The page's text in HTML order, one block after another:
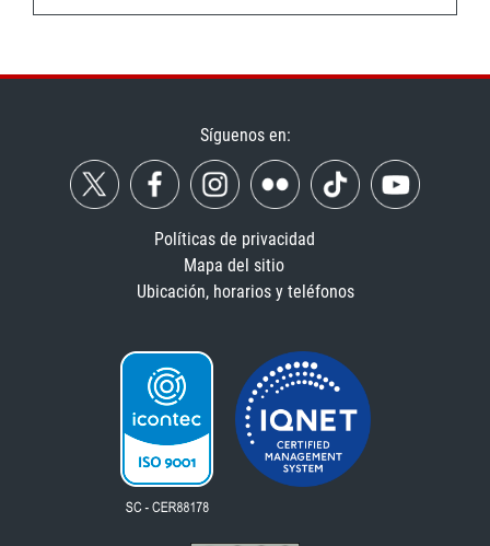
Síguenos en:
Políticas de privacidad
Mapa del sitio
Ubicación, horarios y teléfonos